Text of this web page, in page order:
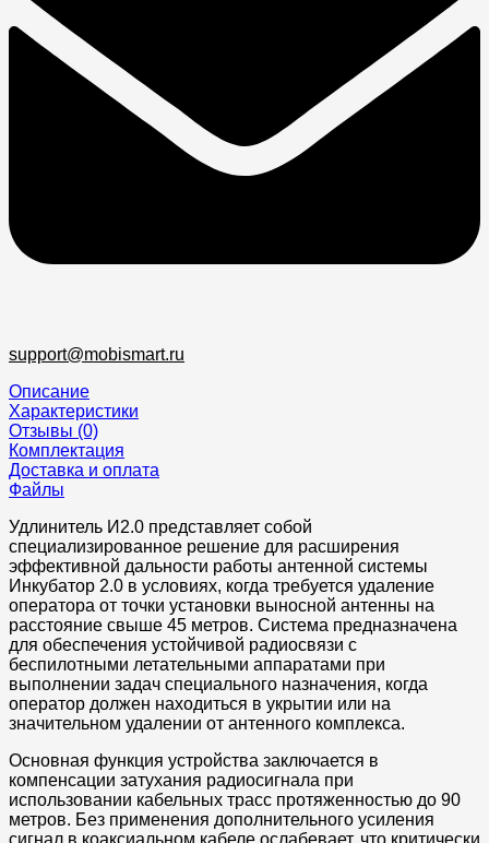
support@mobismart.ru
Описание
Характеристики
Отзывы (0)
Комплектация
Доставка и оплата
Файлы
Удлинитель И2.0 представляет собой
специализированное решение для расширения
эффективной дальности работы антенной системы
Инкубатор 2.0 в условиях, когда требуется удаление
оператора от точки установки выносной антенны на
расстояние свыше 45 метров. Система предназначена
для обеспечения устойчивой радиосвязи с
беспилотными летательными аппаратами при
выполнении задач специального назначения, когда
оператор должен находиться в укрытии или на
значительном удалении от антенного комплекса.
Основная функция устройства заключается в
компенсации затухания радиосигнала при
использовании кабельных трасс протяженностью до 90
метров. Без применения дополнительного усиления
сигнал в коаксиальном кабеле ослабевает, что критически